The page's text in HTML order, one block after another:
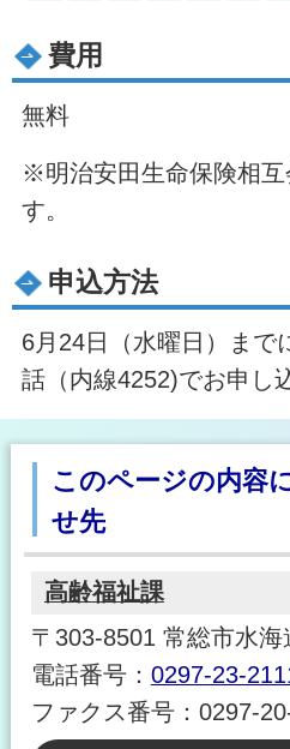
費用
無料
※明治安田生命保険相
す。
申込方法
6月24日（水曜日）まで
話（内線4252)でお申し
このページの内容
せ先
高齢福祉課
〒303-8501 常総市水
電話番号： 0297-23-
ファクス番号：0297-